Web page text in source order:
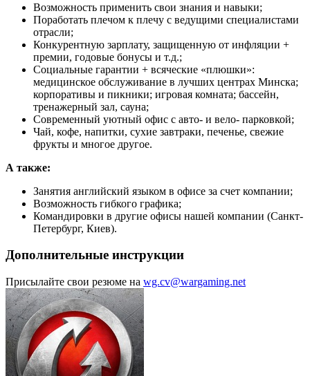
Возможность применить свои знания и навыки;
Поработать плечом к плечу с ведущими специалистами
отрасли;
Конкурентную зарплату, защищенную от инфляции +
премии, годовые бонусы и т.д.;
Социальные гарантии + всяческие «плюшки»:
медицинское обслуживание в лучших центрах Минска;
корпоративы и пикники; игровая комната; бассейн,
тренажерный зал, сауна;
Современный уютный офис с авто- и вело- парковкой;
Чай, кофе, напитки, сухие завтраки, печенье, свежие
фрукты и многое другое.
А также:
Занятия английский языком в офисе за счет компании;
Возможность гибкого графика;
Командировки в другие офисы нашей компании (Санкт-
Петербург, Киев).
Дополнительные инструкции
Присылайте свои резюме на wg.cv@wargaming.net